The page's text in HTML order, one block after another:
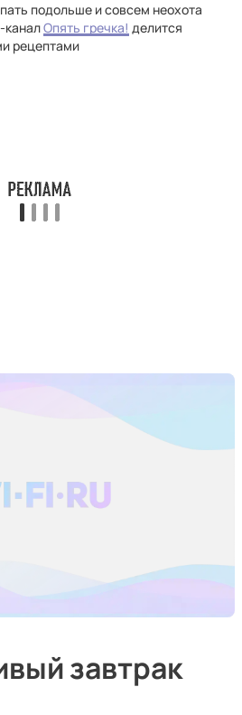
подольше и совсем неохота
каналОпять гречка! делится
рецептами
завтрак